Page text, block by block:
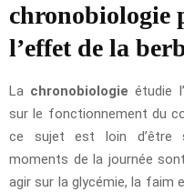
chronobiologie
l’effet de la
La chronobiologie étudie
sur le fonctionnement du
ce sujet est loin d’être
moments de la journée
agir sur la glycémie, la faim